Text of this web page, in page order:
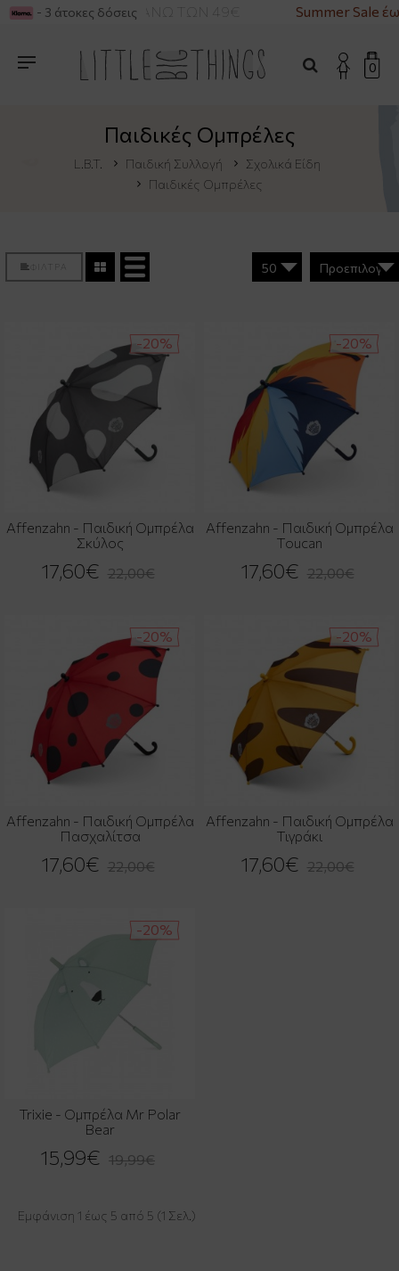
ΓΙΑ ΑΓΟΡΕΣ ΑΝΩ ΤΩΝ 49€ Summer Sale
- 3 άτοκες δόσεις
0
Παιδικές Ομπρέλες
L.B.T. Παιδική Συλλογή
Σχολικά Είδη
Παιδικές Ομπρέλες
ΦΙΛΤΡΑ
-20%
Affenzahn - Παιδική Ομπρέλα
Σκύλος
17,60€ 22,00€
-20%
Affenzahn - Παιδική Ομπρέλα
Toucan
17,60€ 22,00€
-20%
Affenzahn - Παιδική Ομπρέλα
Πασχαλίτσα
17,60€ 22,00€
-20%
Affenzahn - Παιδική Ομπρέλα
Τιγράκι
17,60€ 22,00€
-20%
Trixie - Ομπρέλα Mr Polar
Bear
15,99€ 19,99€
Εμφάνιση 1 έως 5 από 5 (1 Σελ.)